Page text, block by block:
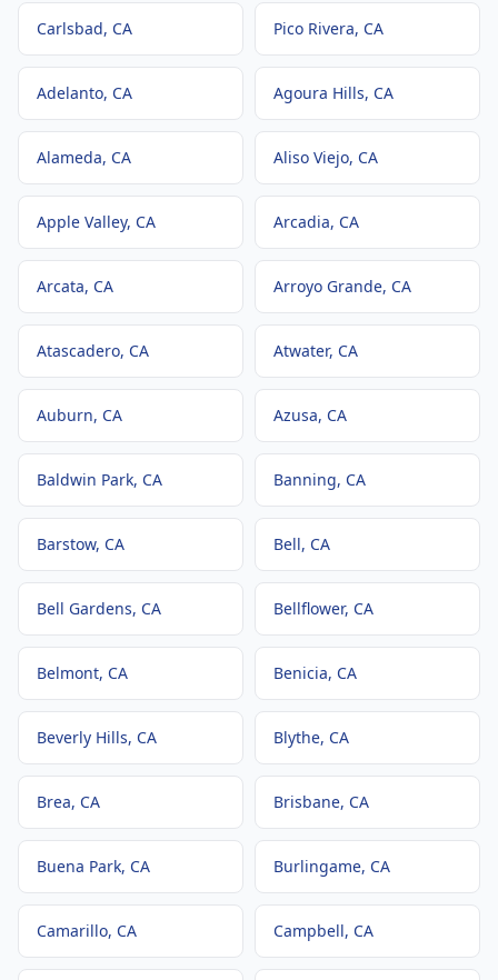
Carlsbad, CA Pico Rivera, CA
Adelanto, CA Agoura Hills, CA
Alameda, CA Aliso Viejo, CA
Apple Valley, CA Arcadia, CA
Arcata, CA Arroyo Grande, CA
Atascadero, CA Atwater, CA
Auburn, CA Azusa, CA
Baldwin Park, CA Banning, CA
Barstow, CA Bell, CA
Bell Gardens, CA Bellflower, CA
Belmont, CA Benicia, CA
Beverly Hills, CA Blythe, CA
Brea, CA Brisbane, CA
Buena Park, CA Burlingame, CA
Camarillo, CA Campbell, CA